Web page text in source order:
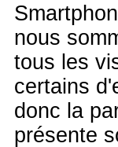
nous
tous les
certains
donc la
présente